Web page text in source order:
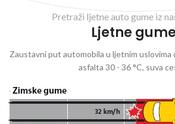
Pretraži ljetne auto gume iz
Ljetne gume
Zaustavni put automobila u ljetnim uslovima
asfalta 30 - 36 °C, suva